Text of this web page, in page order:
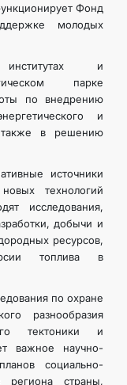
Фонд
молодых
институтах и
парке
по внедрению
и
также в решению
источники
технологий
исследования,
добычи и
ресурсов,
топлива в
по охране
разнообразия
тектоники и
важное научно-
социально-
региона страны,